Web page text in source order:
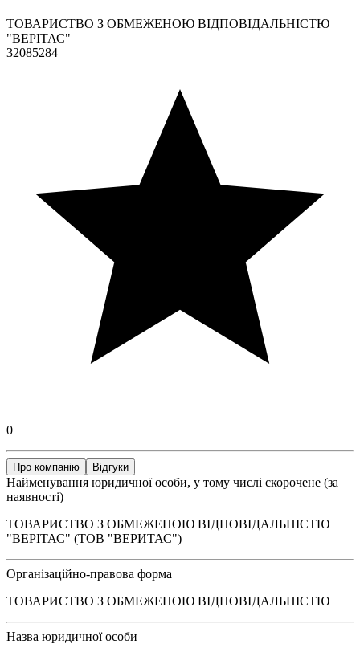
ТОВАРИСТВО З ОБМЕЖЕНОЮ ВІДПОВІДАЛЬНІСТЮ
"ВЕРІТАС"
32085284
0
Про компанію Відгуки
Найменування юридичної особи, у тому числі скорочене (за
наявності)
ТОВАРИСТВО З ОБМЕЖЕНОЮ ВІДПОВІДАЛЬНІСТЮ
"ВЕРІТАС" (ТОВ "ВЕРИТАС")
Організаційно-правова форма
ТОВАРИСТВО З ОБМЕЖЕНОЮ ВІДПОВІДАЛЬНІСТЮ
Назва юридичної особи